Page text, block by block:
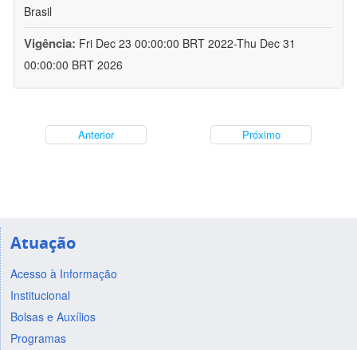
Brasil
Vigência: Fri Dec 23 00:00:00 BRT 2022-Thu Dec 31
00:00:00 BRT 2026
Anterior Próximo
Atuação
Acesso à Informação
Institucional
Bolsas e Auxílios
Programas